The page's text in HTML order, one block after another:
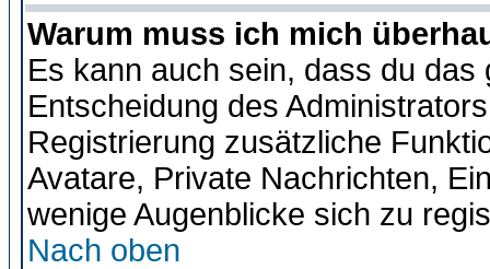
Warum muss ich mich
Es kann auch sein, dass du
Entscheidung des
Registrierung zusätzliche
Avatare, Private Nachrichten,
wenige Augenblicke sich zu
Nach oben